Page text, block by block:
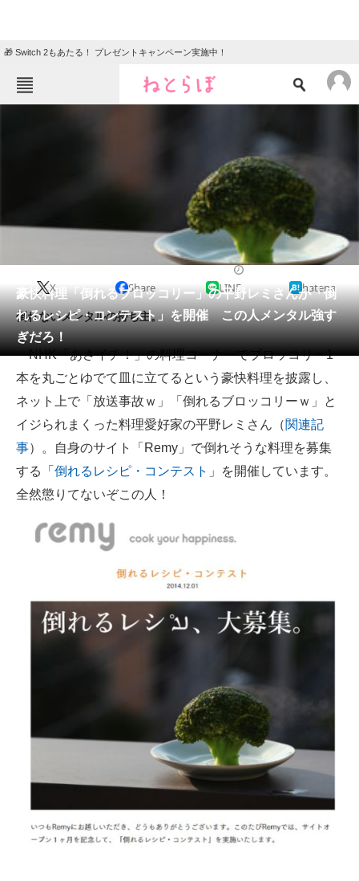
🎁 Switch 2もあたる！ プレゼントキャンペーン実施中！
地域
住まい 教育・育児
リサーチ
会員記事
メディア
注目記事を集めた総合ページ
ITの今と未来を見通す
スマホと通信の最新トレンド
進化するPCとデバイスの未来
好きが集まる 比べて選べる
ビジネスと働き方のヒント
AI活用のいまが分かる
企業ITのトレンドを詳説
経営リーダーのコミュニティ
企業向けIT製品の総合サイト
製造業のIT導入・活用を支援
モノづくり技術者専門サイト
豪快料理「倒れるブロッコリー」の平野レミさんが「倒
れるレシピ・コンテスト」を開催 この人メンタル強す
ぎだろ！
X Share LINE hatena
倒れないメンタルの持ち主。
NHK「あさイチ！」の料理コーナーでブロッコリー1
本を丸ごとゆでて皿に立てるという豪快料理を披露し、
ネット上で「放送事故ｗ」「倒れるブロッコリーｗ」と
イジられまくった料理愛好家の平野レミさん（関連記
事）。自身のサイト「Remy」で倒れそうな料理を募集
する「 倒れるレシピ・コンテスト 」を開催しています。
全然懲りてないぞこの人！